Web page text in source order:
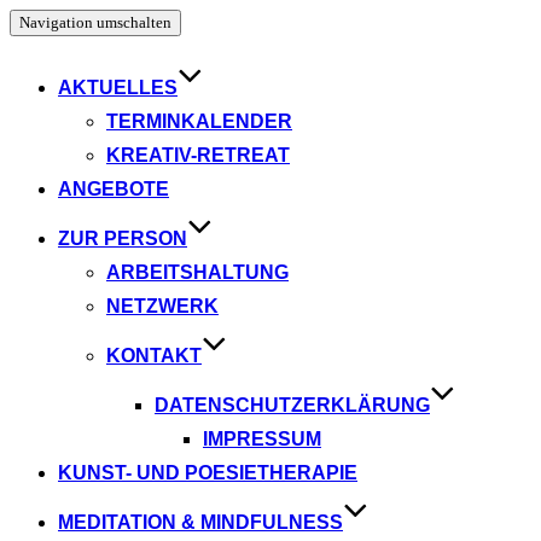
Navigation umschalten
AKTUELLES
TERMINKALENDER
KREATIV-RETREAT
ANGEBOTE
ZUR PERSON
ARBEITSHALTUNG
NETZWERK
KONTAKT
DATENSCHUTZERKLÄRUNG
IMPRESSUM
KUNST- UND POESIETHERAPIE
MEDITATION & MINDFULNESS